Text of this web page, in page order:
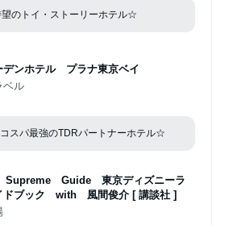
のトイ・ストーリーホテル☆
デンホテル プラナ東京ベイ
ベル
スパ最強のTDRパートナーホテル☆
Supreme Guide 東京ディズニーラ
ドブック with 風間俊介 [ 講談社 ]